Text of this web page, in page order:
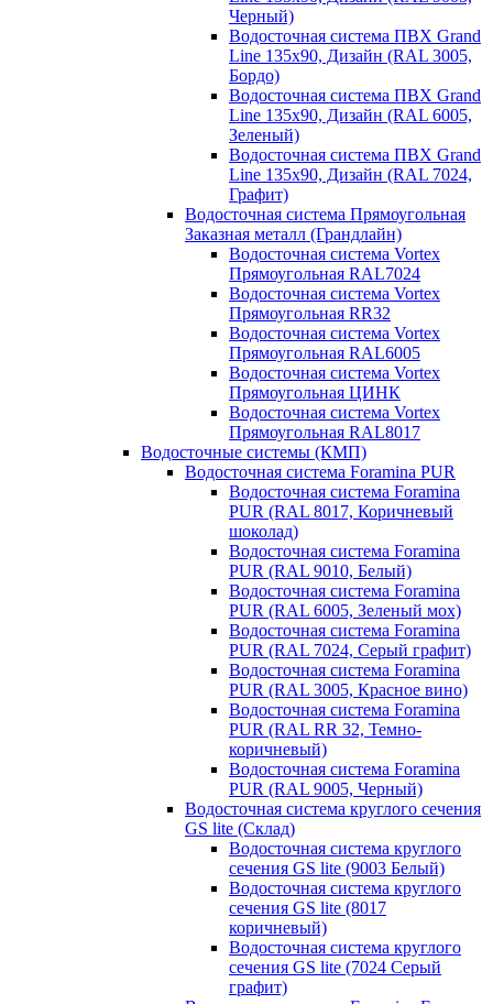
Черный)
Водосточная система ПВХ Grand
Line 135х90, Дизайн (RAL 3005,
Бордо)
Водосточная система ПВХ Grand
Line 135х90, Дизайн (RAL 6005,
Зеленый)
Водосточная система ПВХ Grand
Line 135х90, Дизайн (RAL 7024,
Графит)
Водосточная система Прямоугольная
Заказная металл (Грандлайн)
Водосточная система Vortex
Прямоугольная RAL7024
Водосточная система Vortex
Прямоугольная RR32
Водосточная система Vortex
Прямоугольная RAL6005
Водосточная система Vortex
Прямоугольная ЦИНК
Водосточная система Vortex
Прямоугольная RAL8017
Водосточные системы (КМП)
Водосточная система Foramina PUR
Водосточная система Foramina
PUR (RAL 8017, Коричневый
шоколад)
Водосточная система Foramina
PUR (RAL 9010, Белый)
Водосточная система Foramina
PUR (RAL 6005, Зеленый мох)
Водосточная система Foramina
PUR (RAL 7024, Серый графит)
Водосточная система Foramina
PUR (RAL 3005, Красное вино)
Водосточная система Foramina
PUR (RAL RR 32, Темно-
коричневый)
Водосточная система Foramina
PUR (RAL 9005, Черный)
Водосточная система круглого сечения
GS lite (Склад)
Водосточная система круглого
сечения GS lite (9003 Белый)
Водосточная система круглого
сечения GS lite (8017
коричневый)
Водосточная система круглого
сечения GS lite (7024 Серый
графит)